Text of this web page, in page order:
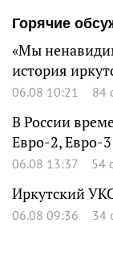
Горячие
«Мы
история
06.08 10:21 84
В России
Евро-2, Евро-
06.08 13:37 54
Иркутский
06.08 09:36 34